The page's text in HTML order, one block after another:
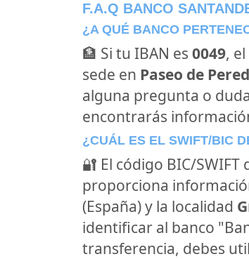
F.A.Q BANCO
¿A QUÉ BANCO
🏦 Si tu IBAN es 0049,
sede en Paseo de
alguna pregunta o
encontrarás
¿CUÁL ES EL SWIFT/BIC
🔐 El código BIC/SWIFT
proporciona
(España) y la localidad
identificar al banco
transferencia, debes